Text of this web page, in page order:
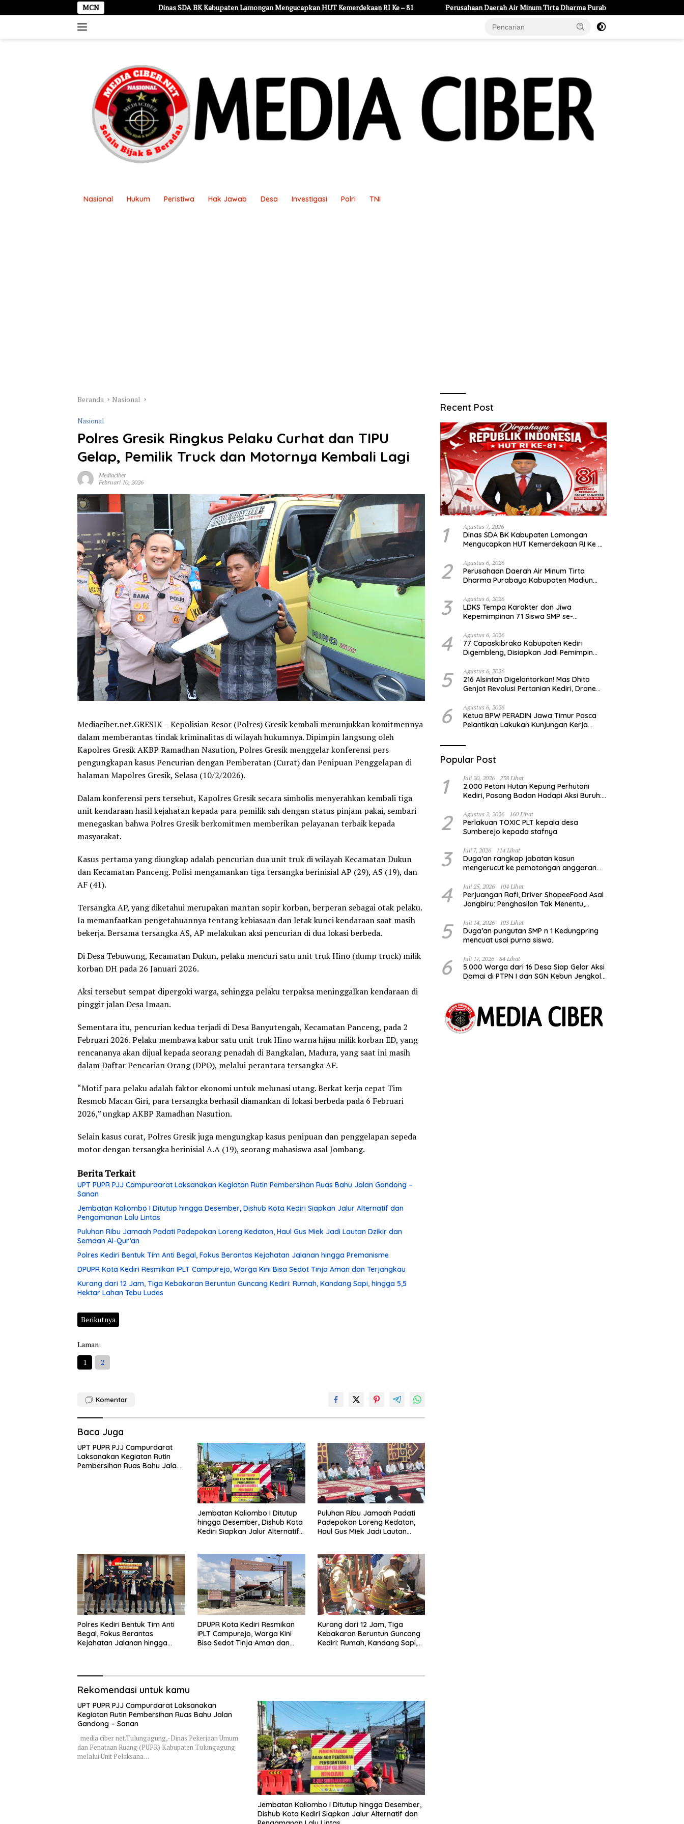
ke
MCN
Dinas SDA BK Kabupaten Lamongan Mengucapkan HUT Kemerdekaan RI Ke – 81 Perusahaan Daerah Air Minum Tirta Dharma Purabaya Kabupaten Madiun mengucapkan selamat
Nasional Hukum Peristiwa Hak Jawab Desa Investigasi Polri TNI
Beranda Nasional
Nasional
Polres Gresik Ringkus Pelaku Curhat dan TIPU
Gelap, Pemilik Truck dan Motornya Kembali Lagi
Mediaciber
Februari 10, 2026
Mediaciber.net.GRESIK – Kepolisian Resor (Polres) Gresik kembali menunjukkan komitmennya
dalam memberantas tindak kriminalitas di wilayah hukumnya. Dipimpin langsung oleh
Kapolres Gresik AKBP Ramadhan Nasution, Polres Gresik menggelar konferensi pers
pengungkapan kasus Pencurian dengan Pemberatan (Curat) dan Penipuan Penggelapan di
halaman Mapolres Gresik, Selasa (10/2/2026).
Dalam konferensi pers tersebut, Kapolres Gresik secara simbolis menyerahkan kembali tiga
unit kendaraan hasil kejahatan kepada para pemilik sah dengan status pinjam pakai, sembari
menegaskan bahwa Polres Gresik berkomitmen memberikan pelayanan terbaik kepada
masyarakat.
Kasus pertama yang diungkap adalah pencurian dua unit truk di wilayah Kecamatan Dukun
dan Kecamatan Panceng. Polisi mengamankan tiga tersangka berinisial AP (29), AS (19), dan
AF (41).
Tersangka AP, yang diketahui merupakan mantan sopir korban, berperan sebagai otak pelaku.
Ia memanfaatkan pengetahuannya tentang kebiasaan dan letak kunci kendaraan saat masih
bekerja. Bersama tersangka AS, AP melakukan aksi pencurian di dua lokasi berbeda.
Di Desa Tebuwung, Kecamatan Dukun, pelaku mencuri satu unit truk Hino (dump truck) milik
korban DH pada 26 Januari 2026.
Aksi tersebut sempat dipergoki warga, sehingga pelaku terpaksa meninggalkan kendaraan di
pinggir jalan Desa Imaan.
Sementara itu, pencurian kedua terjadi di Desa Banyutengah, Kecamatan Panceng, pada 2
Februari 2026. Pelaku membawa kabur satu unit truk Hino warna hijau milik korban ED, yang
rencananya akan dijual kepada seorang penadah di Bangkalan, Madura, yang saat ini masih
dalam Daftar Pencarian Orang (DPO), melalui perantara tersangka AF.
“Motif para pelaku adalah faktor ekonomi untuk melunasi utang. Berkat kerja cepat Tim
Resmob Macan Giri, para tersangka berhasil diamankan di lokasi berbeda pada 6 Februari
2026,” ungkap AKBP Ramadhan Nasution.
Selain kasus curat, Polres Gresik juga mengungkap kasus penipuan dan penggelapan sepeda
motor dengan tersangka berinisial A.A (19), seorang mahasiswa asal Jombang.
Berita Terkait
UPT PUPR PJJ Campurdarat Laksanakan Kegiatan Rutin Pembersihan Ruas Bahu Jalan Gandong –
Sanan
Jembatan Kaliombo I Ditutup hingga Desember, Dishub Kota Kediri Siapkan Jalur Alternatif dan
Pengamanan Lalu Lintas
Puluhan Ribu Jamaah Padati Padepokan Loreng Kedaton, Haul Gus Miek Jadi Lautan Dzikir dan
Semaan Al-Qur’an
Polres Kediri Bentuk Tim Anti Begal, Fokus Berantas Kejahatan Jalanan hingga Premanisme
DPUPR Kota Kediri Resmikan IPLT Campurejo, Warga Kini Bisa Sedot Tinja Aman dan Terjangkau
Kurang dari 12 Jam, Tiga Kebakaran Beruntun Guncang Kediri: Rumah, Kandang Sapi, hingga 5,5
Hektar Lahan Tebu Ludes
Berikutnya
Laman:
1
2
Komentar
Baca Juga
UPT PUPR PJJ Campurdarat
Laksanakan Kegiatan Rutin
Pembersihan Ruas Bahu Jalan
Jembatan Kaliombo I Ditutup
hingga Desember, Dishub Kota
Kediri Siapkan Jalur Alternatif
Puluhan Ribu Jamaah Padati
Padepokan Loreng Kedaton,
Haul Gus Miek Jadi Lautan
Polres Kediri Bentuk Tim Anti
Begal, Fokus Berantas
Kejahatan Jalanan hingga
DPUPR Kota Kediri Resmikan
IPLT Campurejo, Warga Kini
Bisa Sedot Tinja Aman dan
Kurang dari 12 Jam, Tiga
Kebakaran Beruntun Guncang
Kediri: Rumah, Kandang Sapi,
Rekomendasi untuk kamu
UPT PUPR PJJ Campurdarat Laksanakan
Kegiatan Rutin Pembersihan Ruas Bahu Jalan
Gandong – Sanan
media ciber net.Tulungagung,-Dinas Pekerjaan Umum
dan Penataan Ruang (PUPR) Kabupaten Tulungagung
melalui Unit Pelaksana…
Jembatan Kaliombo I Ditutup hingga Desember,
Dishub Kota Kediri Siapkan Jalur Alternatif dan
Recent Post
1 Agustus 7, 2026
Dinas SDA BK Kabupaten Lamongan
Mengucapkan HUT Kemerdekaan RI Ke –
2 Agustus 6, 2026
Perusahaan Daerah Air Minum Tirta
Dharma Purabaya Kabupaten Madiun
HUT Kemerdekaan RI Ke – 81
3 Agustus 6, 2026
LDKS Tempa Karakter dan Jiwa
Kepemimpinan 71 Siswa SMP se-
Pemimpin Generasi Emas
4 Agustus 6, 2026
77 Capaskibraka Kabupaten Kediri
Digembleng, Disiapkan Jadi Pemimpin
Merah Putih
5 Agustus 6, 2026
216 Alsintan Digelontorkan! Mas Dhito
Genjot Revolusi Pertanian Kediri, Drone
Regenerasi Petani
6 Agustus 6, 2026
Ketua BPW PERADIN Jawa Timur Pasca
Pelantikan Lakukan Kunjungan Kerja
Sinergitas Organisasi
Popular Post
1 Juli 20, 2026 238 Lihat
2.000 Petani Hutan Kepung Perhutani
Kediri, Pasang Badan Hadapi Aksi Buruh:
Hutan”
2 Agustus 2, 2026 160 Lihat
Perlakuan TOXIC PLT kepala desa
Sumberejo kepada stafnya
3 Juli 7, 2026 114 Lihat
Duga’an rangkap jabatan kasun
mengerucut ke pemotongan anggaran
4 Juli 25, 2026 104 Lihat
Perjuangan Rafi, Driver ShopeeFood Asal
Jongbiru: Penghasilan Tak Menentu,
5 Juli 14, 2026 103 Lihat
Duga’an pungutan SMP n 1 Kedungpring
mencuat usai purna siswa.
6 Juli 17, 2026 84 Lihat
5.000 Warga dari 16 Desa Siap Gelar Aksi
Damai di PTPN I dan SGN Kebun Jengkol,